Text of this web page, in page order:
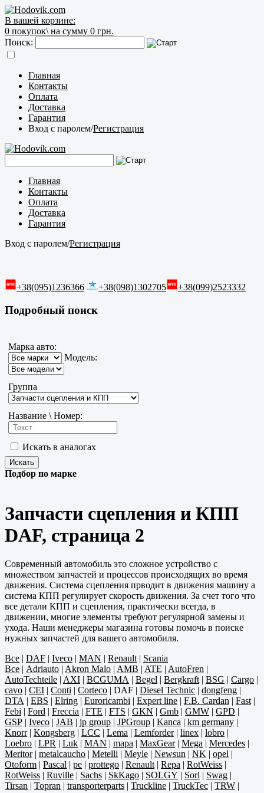
В вашей корзине:
0 покупок\ на сумму 0 грн.
Поиск:
Главная
Контакты
Оплата
Доставка
Гарантия
Вход с паролем/Регистрация
Главная
Контакты
Оплата
Доставка
Гарантия
Вход с паролем/Регистрация
+38(095)1236366 +38(098)1302705 +38(099)2523332
Подробный поиск
Марка авто:
Модель:
Группа
Название \ Номер:
Искать в аналогах
Подбор по марке
Запчасти сцепления и КПП
DAF, страница 2
Современный автомобиль это сложное устройство с
множеством запчастей и процессов происходящих во время
движения. Система сцепления прводит в движения машину а
система КПП регулирует скорость движения. За счет того что
все детали КПП и сцепления, практически всегда, в
движении, многие элементы требуют регулярной замены и
ухода. Наши менеджеры магазина готовы помочь в поиске
нужных запчастей для вашего автомобиля.
Все | DAF | Iveco | MAN | Renault | Scania
Все | Adriauto | Akron Malo | AMB | ATE | AutoFren |
AutoTechteile | AXI | BCGUMA | Begel | Bergkraft | BSG | Cargo |
cavo | CEI | Conti | Corteco | DAF | Diesel Technic | dongfeng |
DTA | EBS | Elring | Euroricambi | Expert line | F.B. Cardan | Fast |
Febi | Ford | Freccia | FTE | FTS | GKN | Gmb | GMW | GPD |
GSP | Iveco | JAB | jp group | JPGroup | Kanca | km germany |
Knorr| Kongsberg | LCC | Lema | Lemforder| linex | lobro |
Loebro | LPR | Luk | MAN | mapa | MaxGear| Mega | Mercedes |
Meritor| metalcaucho | Metelli | Meyle | Newsun | NK | opel |
Otoform | Pascal | pe | prottego | Renault | Repa | RotWeiss |
RotWeiss | Ruville | Sachs | SkKago | SOLGY | Sorl | Swag |
Tirsan | Topran | transporterparts | Truckline | TruckTec | TRW |